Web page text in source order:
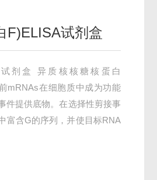
F)ELISA试剂盒
试剂盒 异质核核糖核蛋白
mRNAs在细胞质中成为功能
件提供底物。在选择性剪接事
富含G的序列，并使目标RNA